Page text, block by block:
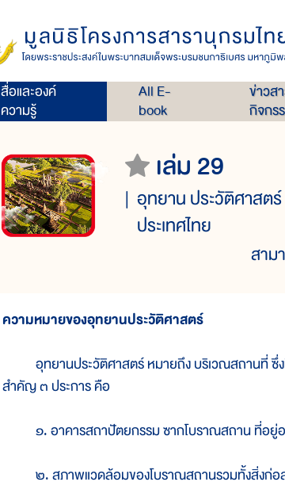
สื่อและองค์
ความรู้
All E-
book
ข่าวส
กิจกร
เล่ม 29
อุทยาน ประวัติศาสตร์
ประเทศไทย
สาม
ความหมายของอุทยานประวัติศาสตร์
อุทยานประวัติศาสตร์ หมายถึง บริเวณสถานที่ ซึ่ง
สำคัญ ๓ ประการ คือ
๑. อาคารสถาปัตยกรรม ซากโบราณสถาน ที่อยู่อ
๒. สภาพแวดล้อมของโบราณสถานรวมทั้งสิ่งก่อสร้